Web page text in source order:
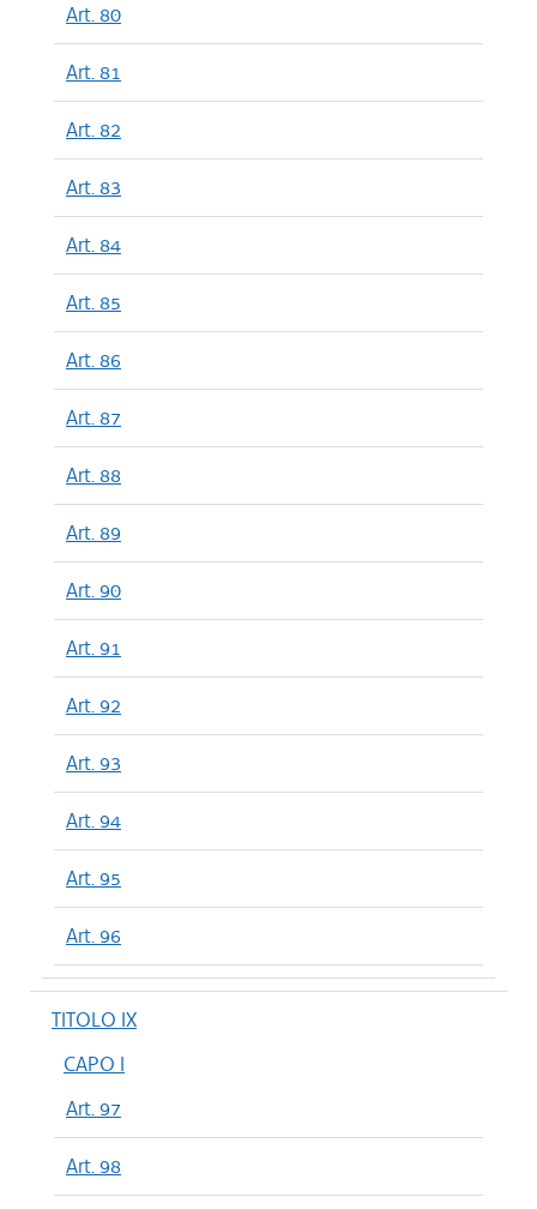
Art. 80
Art. 81
Art. 82
Art. 83
Art. 84
Art. 85
Art. 86
Art. 87
Art. 88
Art. 89
Art. 90
Art. 91
Art. 92
Art. 93
Art. 94
Art. 95
Art. 96
TITOLO IX
CAPO I
Art. 97
Art. 98